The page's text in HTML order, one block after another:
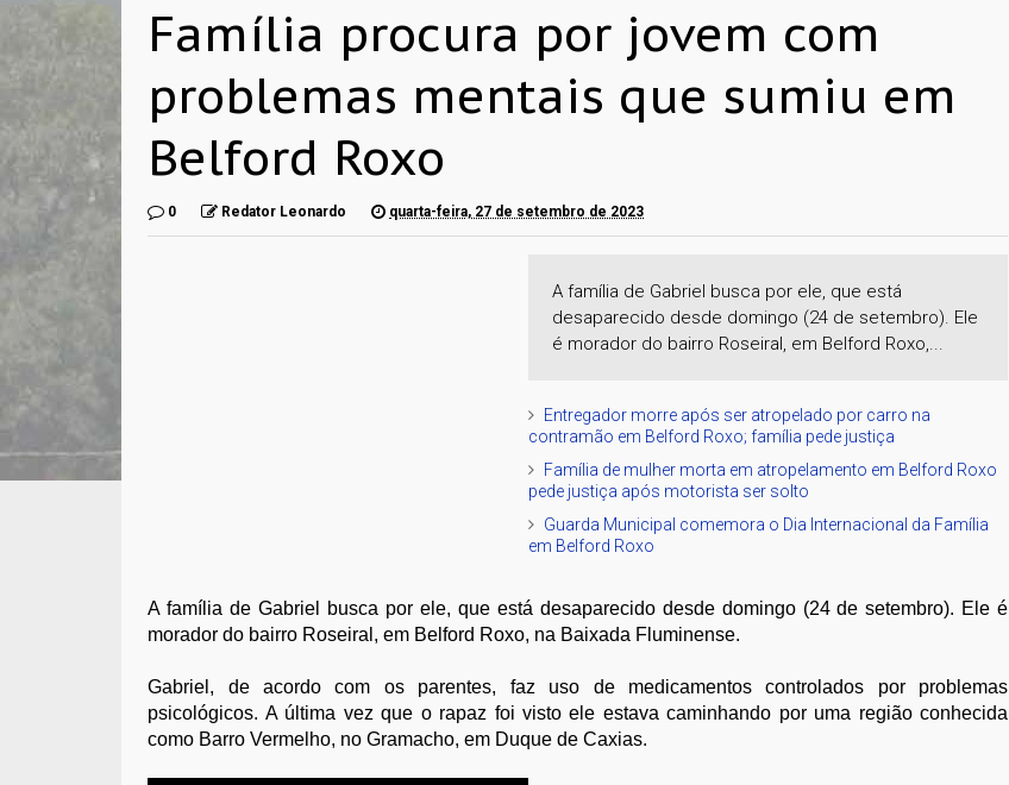
Família procura por jovem com
problemas mentais que sumiu em
Belford Roxo
0 Redator Leonardo quarta-feira, 27 de setembro de 2023
A família de Gabriel busca por ele, que está
desaparecido desde domingo (24 de setembro). Ele
é morador do bairro Roseiral, em Belford Roxo,...
Entregador morre após ser atropelado por carro na
contramão em Belford Roxo; família pede justiça
Família de mulher morta em atropelamento em Belford Roxo
pede justiça após motorista ser solto
Guarda Municipal comemora o Dia Internacional da Família
em Belford Roxo
A família de Gabriel busca por ele, que está desaparecido desde domingo (24 de setembro). Ele é
morador do bairro Roseiral, em Belford Roxo, na Baixada Fluminense.
Gabriel, de acordo com os parentes, faz uso de medicamentos controlados por problemas
psicológicos. A última vez que o rapaz foi visto ele estava caminhando por uma região conhecida
como Barro Vermelho, no Gramacho, em Duque de Caxias.